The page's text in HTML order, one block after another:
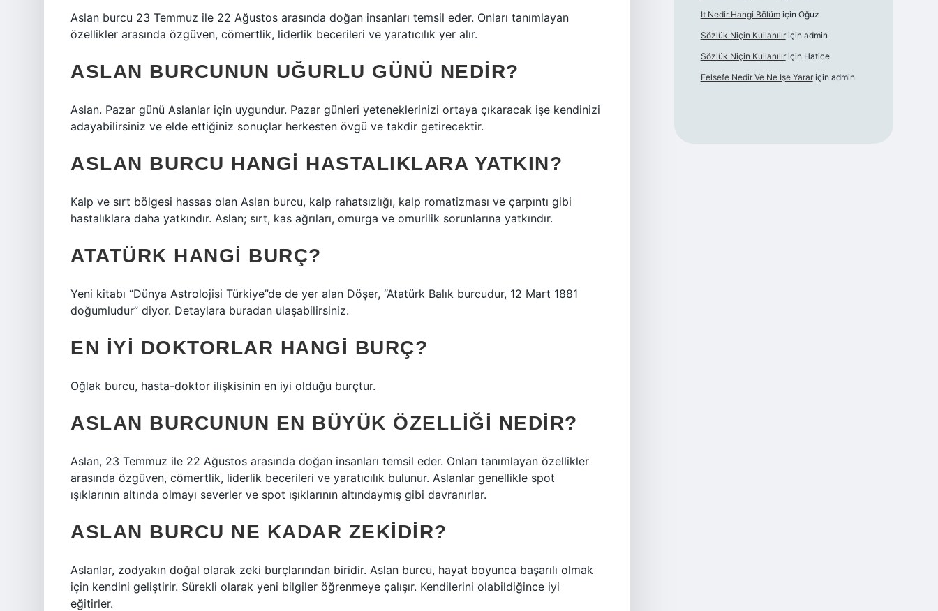
Aslan burcu 23 Temmuz ile 22 Ağustos arasında doğan insanları temsil eder. Onları tanımlayan
özellikler arasında özgüven, cömertlik, liderlik becerileri ve yaratıcılık yer alır.
ASLAN BURCUNUN UĞURLU GÜNÜ NEDIR?
Aslan. Pazar günü Aslanlar için uygundur. Pazar günleri yeteneklerinizi ortaya çıkaracak işe kendinizi
adayabilirsiniz ve elde ettiğiniz sonuçlar herkesten övgü ve takdir getirecektir.
ASLAN BURCU HANGI HASTALIKLARA YATKIN?
Kalp ve sırt bölgesi hassas olan Aslan burcu, kalp rahatsızlığı, kalp romatizması ve çarpıntı gibi
hastalıklara daha yatkındır. Aslan; sırt, kas ağrıları, omurga ve omurilik sorunlarına yatkındır.
ATATÜRK HANGI BURÇ?
Yeni kitabı “Dünya Astrolojisi Türkiye”de de yer alan Döşer, “Atatürk Balık burcudur, 12 Mart 1881
doğumludur” diyor. Detaylara buradan ulaşabilirsiniz.
EN IYI DOKTORLAR HANGI BURÇ?
Oğlak burcu, hasta-doktor ilişkisinin en iyi olduğu burçtur.
ASLAN BURCUNUN EN BÜYÜK ÖZELLIĞI NEDIR?
Aslan, 23 Temmuz ile 22 Ağustos arasında doğan insanları temsil eder. Onları tanımlayan özellikler
arasında özgüven, cömertlik, liderlik becerileri ve yaratıcılık bulunur. Aslanlar genellikle spot
ışıklarının altında olmayı severler ve spot ışıklarının altındaymış gibi davranırlar.
ASLAN BURCU NE KADAR ZEKIDIR?
Aslanlar, zodyakın doğal olarak zeki burçlarından biridir. Aslan burcu, hayat boyunca başarılı olmak
için kendini geliştirir. Sürekli olarak yeni bilgiler öğrenmeye çalışır. Kendilerini olabildiğince iyi
eğitirler.
It Nedir Hangi Bölümiçin Oğuz
Sözlük Niçin Kullanılıriçin admin
Sözlük Niçin Kullanılıriçin Hatice
Felsefe Nedir Ve Ne Işe Yarariçin admin